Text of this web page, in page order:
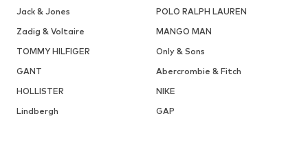
Jack & Jones
POLO RALPH LAUREN
Zadig & Voltaire
MANGO MAN
TOMMY HILFIGER
Only & Sons
GANT
Abercrombie & Fitch
HOLLISTER
NIKE
Lindbergh
GAP